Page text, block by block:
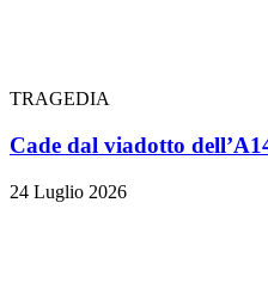
TRAGEDIA
Cade dal viadotto
24 Luglio 2026